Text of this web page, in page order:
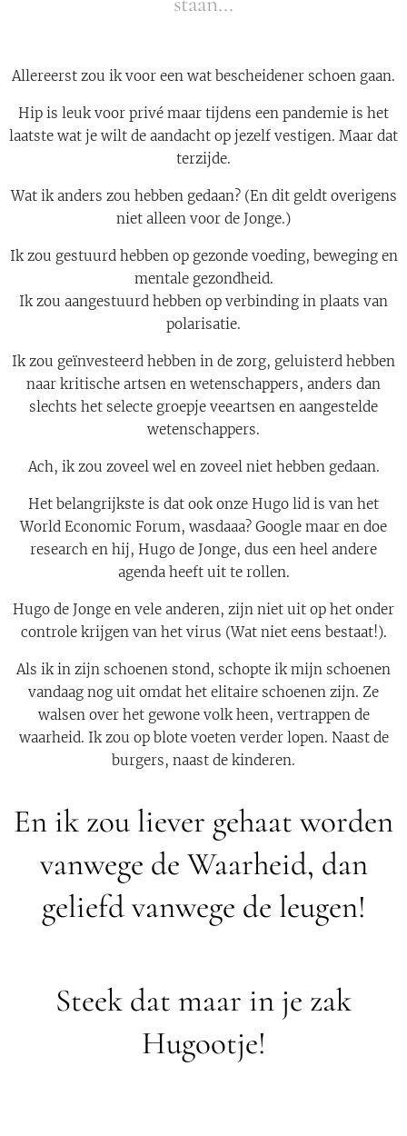
Allereerst zou ik voor een wat bescheidener schoen gaan.
Hip is leuk voor privé maar tijdens een pandemie is het
laatste wat je wilt de aandacht op jezelf vestigen. Maar dat
terzijde.
Wat ik anders zou hebben gedaan? (En dit geldt overigens
niet alleen voor de Jonge.)
Ik zou gestuurd hebben op gezonde voeding, beweging en
mentale gezondheid.
Ik zou aangestuurd hebben op verbinding in plaats van
polarisatie.
Ik zou geïnvesteerd hebben in de zorg, geluisterd hebben
naar kritische artsen en wetenschappers, anders dan
slechts het selecte groepje veeartsen en aangestelde
wetenschappers.
Ach, ik zou zoveel wel en zoveel niet hebben gedaan.
Het belangrijkste is dat ook onze Hugo lid is van het
World Economic Forum, wasdaaa? Google maar en doe
research en hij, Hugo de Jonge, dus een heel andere
agenda heeft uit te rollen.
Hugo de Jonge en vele anderen, zijn niet uit op het onder
controle krijgen van het virus (Wat niet eens bestaat!).
Als ik in zijn schoenen stond, schopte ik mijn schoenen
vandaag nog uit omdat het elitaire schoenen zijn. Ze
walsen over het gewone volk heen, vertrappen de
waarheid. Ik zou op blote voeten verder lopen. Naast de
burgers, naast de kinderen.
En ik zou liever gehaat worden
vanwege de Waarheid, dan
geliefd vanwege de leugen!
Steek dat maar in je zak
Hugootje!